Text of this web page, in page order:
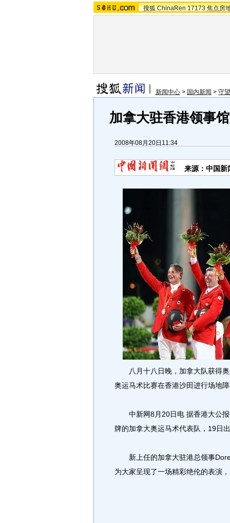
搜狐 ChinaRen 17173 焦点房
新闻中心 > 国内新闻 > 守
加拿大驻香港领事
2008年08月20日11:34
来源：中国新
八月十八日晚，加拿大队获得奥
奥运马术比赛在香港沙田进行场地
中新网8月20日电 据香港大公报
牌的加拿大奥运马术代表队，19日
新上任的加拿大驻港总领事
为大家呈现了一场精彩绝伦的表演